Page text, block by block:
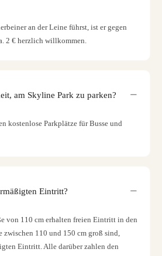
an der Leine führst, ist er gegen
2 € herzlich willkommen.
am Skyline Park zu parken?
kostenlose Parkplätze für Busse und
Eintritt?
von 110 cm erhalten freien Eintritt in den
zwischen 110 und 150 cm groß sind,
Eintritt. Alle darüber zahlen den